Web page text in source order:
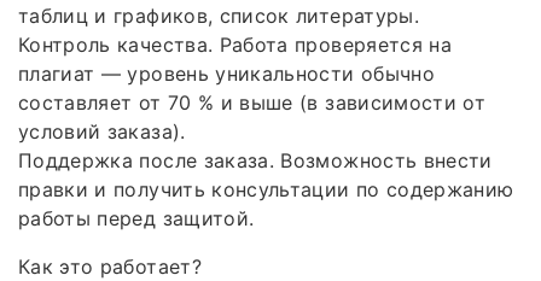
таблиц и графиков, список литературы.
Контроль качества. Работа проверяется на
плагиат — уровень уникальности обычно
составляет от 70 % и выше (в зависимости от
условий заказа).
Поддержка после заказа. Возможность внести
правки и получить консультации по содержанию
работы перед защитой.
Как это работает?